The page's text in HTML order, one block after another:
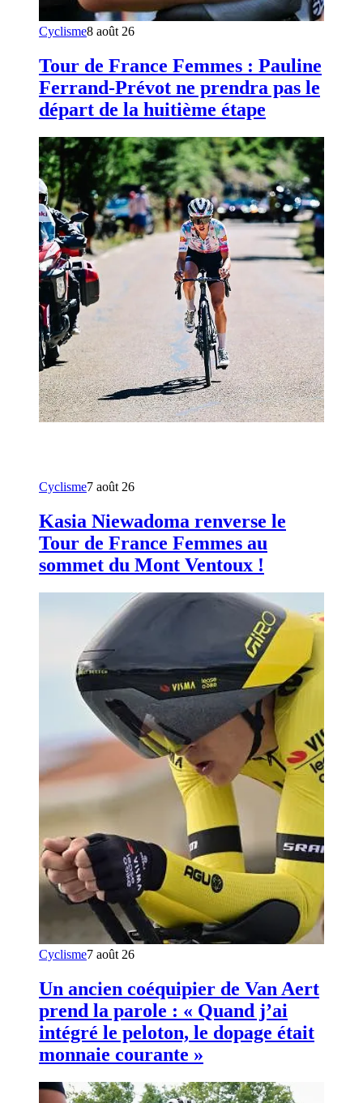
Cyclisme8 août 26
Tour de France Femmes : Pauline
Ferrand-Prévot ne prendra pas le
départ de la huitième étape
Cyclisme7 août 26
Kasia Niewadoma renverse le
Tour de France Femmes au
sommet du Mont Ventoux !
Cyclisme7 août 26
Un ancien coéquipier de Van Aert
prend la parole : « Quand j’ai
intégré le peloton, le dopage était
monnaie courante »